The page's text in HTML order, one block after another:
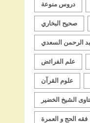
دروس منوعة
صحيح البخاري
الرحمن السعدي
علم الفرائض
علوم القرآن
الشيخ الخضير
فقه الحج و العمرة